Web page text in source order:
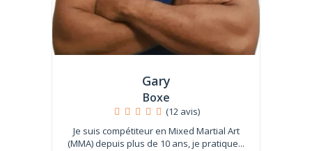
Gary
Boxe
(12 avis)
Je suis compétiteur en Mixed Martial Art
(MMA) depuis plus de 10 ans, je pratique...